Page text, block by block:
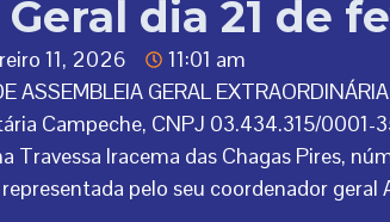
dia 21 de
11, 2026
11:01 am
ASSEMBLEIA GERAL
Campeche, CNPJ 03.434.315/0001-
Travessa Iracema das Chagas Pires,
pelo seu coordenador geral